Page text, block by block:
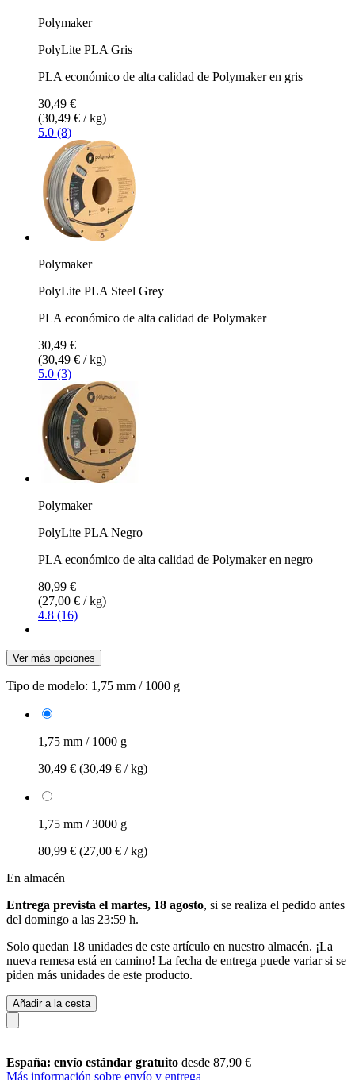
Polymaker
PolyLite PLA Gris
PLA económico de alta calidad de Polymaker en gris
30,49 €
(30,49 € / kg)
5.0 (8)
Polymaker
PolyLite PLA Steel Grey
PLA económico de alta calidad de Polymaker
30,49 €
(30,49 € / kg)
5.0 (3)
Polymaker
PolyLite PLA Negro
PLA económico de alta calidad de Polymaker en negro
80,99 €
(27,00 € / kg)
4.8 (16)
Ver más opciones
Tipo de modelo: 1,75 mm / 1000 g
1,75 mm / 1000 g
30,49 € (30,49 € / kg)
1,75 mm / 3000 g
80,99 € (27,00 € / kg)
En almacén
Entrega prevista el martes, 18 agosto, si se realiza el pedido antes
del domingo a las 23:59 h.
Solo quedan 18 unidades de este artículo en nuestro almacén. ¡La
nueva remesa está en camino! La fecha de entrega puede variar si se
piden más unidades de este producto.
Añadir a la cesta
España: envío estándar gratuito desde 87,90 €
Más información sobre envío y entrega